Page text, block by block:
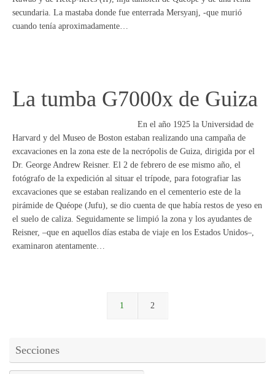
secundaria. La mastaba donde fue enterrada Mersyanj, -que murió
cuando tenía aproximadamente…
La tumba G7000x de Guiza
En el año 1925 la Universidad de
Harvard y del Museo de Boston estaban realizando una campaña de
excavaciones en la zona este de la necrópolis de Guiza, dirigida por el
Dr. George Andrew Reisner. El 2 de febrero de ese mismo año, el
fotógrafo de la expedición al situar el trípode, para fotografiar las
excavaciones que se estaban realizando en el cementerio este de la
pirámide de Quéope (Jufu), se dio cuenta de que había restos de yeso en
el suelo de caliza. Seguidamente se limpió la zona y los ayudantes de
Reisner, –que en aquellos días estaba de viaje en los Estados Unidos–,
examinaron atentamente…
1 2
Secciones